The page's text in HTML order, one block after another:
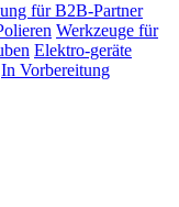
für B2B-Partner
Werkzeuge für
Elektro-geräte
In Vorbereitung